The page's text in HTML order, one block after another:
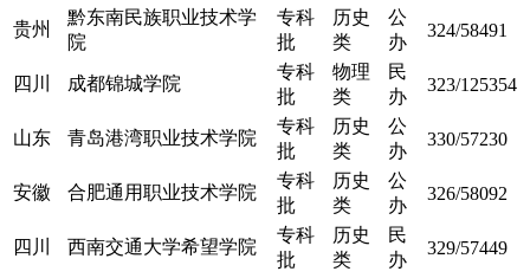
贵州
黔东南民族职业技术学
院
专科
批
历史
类
公
办
324/58491
四川 成都锦城学院
专科
批
物理
类
民
办
323/125354
山东 青岛港湾职业技术学院
专科
批
历史
类
公
办
330/57230
安徽 合肥通用职业技术学院
专科
批
历史
类
公
办
326/58092
四川 西南交通大学希望学院
专科
批
历史
类
民
办
329/57449